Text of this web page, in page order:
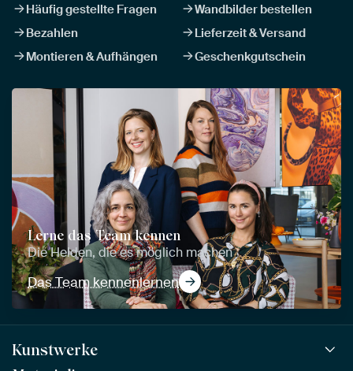
Häufig gestellte Fragen
Wandbilder bestellen
Bezahlen
Lieferzeit & Versand
Montieren & Aufhängen
Geschenkgutschein
Lerne das Team kennen
Die Helden, die es möglich machen
Das Team kennenlernen
Kunstwerke